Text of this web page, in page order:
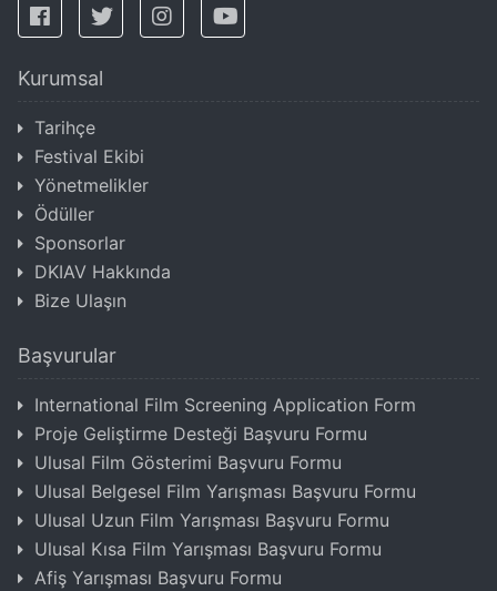
Kurumsal
Tarihçe
Festival Ekibi
Yönetmelikler
Ödüller
Sponsorlar
DKIAV Hakkında
Bize Ulaşın
Başvurular
International Film Screening Application Form
Proje Geliştirme Desteği Başvuru Formu
Ulusal Film Gösterimi Başvuru Formu
Ulusal Belgesel Film Yarışması Başvuru Formu
Ulusal Uzun Film Yarışması Başvuru Formu
Ulusal Kısa Film Yarışması Başvuru Formu
Afiş Yarışması Başvuru Formu